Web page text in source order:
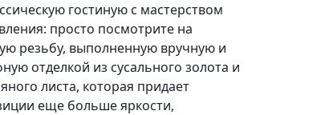
гостиную с мастерством
просто посмотрите на
резьбу, выполненную вручную и
отделкой из сусального золота и
листа, которая придает
еще больше яркости,